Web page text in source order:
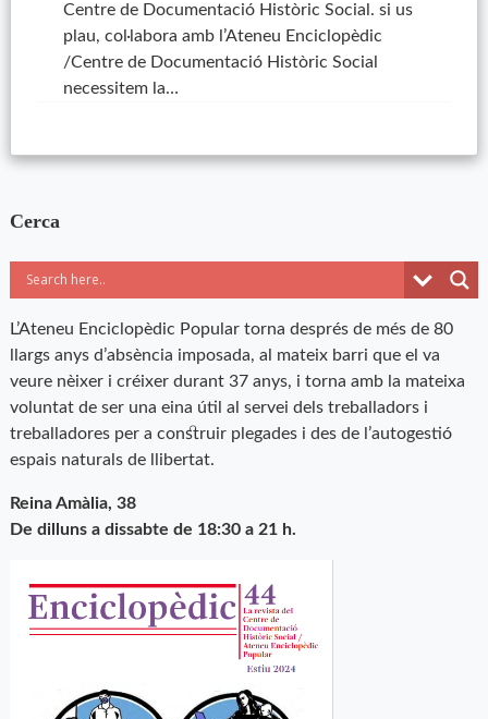
Centre de Documentació Històric Social. si us
plau, col·labora amb l’Ateneu Enciclopèdic
/Centre de Documentació Històric Social
necessitem la…
Cerca
L’Ateneu Enciclopèdic Popular torna després de més de 80
llargs anys d’absència imposada, al mateix barri que el va
veure nèixer i créixer durant 37 anys, i torna amb la mateixa
voluntat de ser una eina útil al servei dels treballadors i
treballadores per a construir plegades i des de l’autogestió
espais naturals de llibertat.
Reina Amàlia, 38
De dilluns a dissabte de 18:30 a 21 h.